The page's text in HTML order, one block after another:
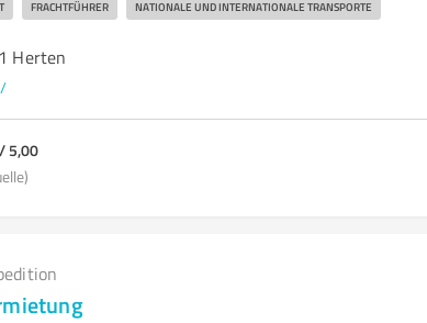
FRACHTFÜHRER NATIONALE UND INTERNATIONALE TRANSPORTE
Herten
5,00